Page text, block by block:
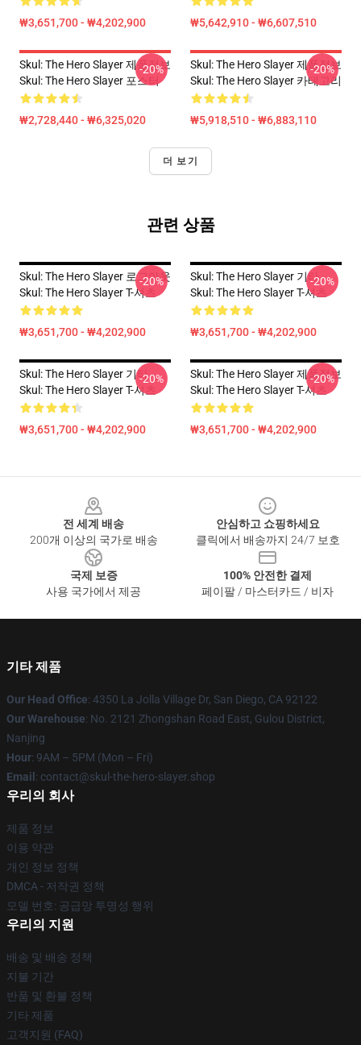
₩3,651,700 - ₩4,202,900 ₩5,642,910 - ₩6,607,510
Skul: The Hero Slayer 제품정보
Skul: The Hero Slayer 포스터
₩2,728,440 - ₩6,325,020
-20%
Skul: The Hero Slayer 제품정보
Skul: The Hero Slayer 카테고리
₩5,918,510 - ₩6,883,110
-20%
더 보기
관련 상품
Skul: The Hero Slayer 로그아웃
Skul: The Hero Slayer T-셔츠
₩3,651,700 - ₩4,202,900
-20%
Skul: The Hero Slayer 기타
Skul: The Hero Slayer T-셔츠
₩3,651,700 - ₩4,202,900
-20%
Skul: The Hero Slayer 기타
Skul: The Hero Slayer T-셔츠
₩3,651,700 - ₩4,202,900
-20%
Skul: The Hero Slayer 제품정보
Skul: The Hero Slayer T-셔츠
₩3,651,700 - ₩4,202,900
-20%
전 세계 배송
200개 이상의 국가로 배송
안심하고 쇼핑하세요
클릭에서 배송까지 24/7 보호
국제 보증
사용 국가에서 제공
100% 안전한 결제
페이팔 / 마스터카드 / 비자
기타 제품
Our Head Office: 4350 La Jolla Village Dr, San Diego, CA 92122
Our Warehouse: No. 2121 Zhongshan Road East, Gulou District,
Nanjing
Hour: 9AM – 5PM (Mon – Fri)
Email : contact@skul-the-hero-slayer.shop
우리의 회사
제품 정보
이용 약관
개인 정보 정책
DMCA - 저작권 정책
모델 번호: 공급망 투명성 행위
우리의 지원
배송 및 배송 정책
지불 기간
반품 및 환불 정책
기타 제품
고객지원 (FAQ)